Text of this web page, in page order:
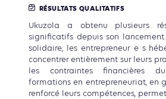
RÉSULTATS QUALITATIFS
Ukuzola a obtenu plusieurs
significatifs depuis son
solidaire, les entrepreneur·e·s
concentrer entièrement sur leurs
les contraintes financières
formations en entrepreneuriat, en
renforcé leurs compétences,